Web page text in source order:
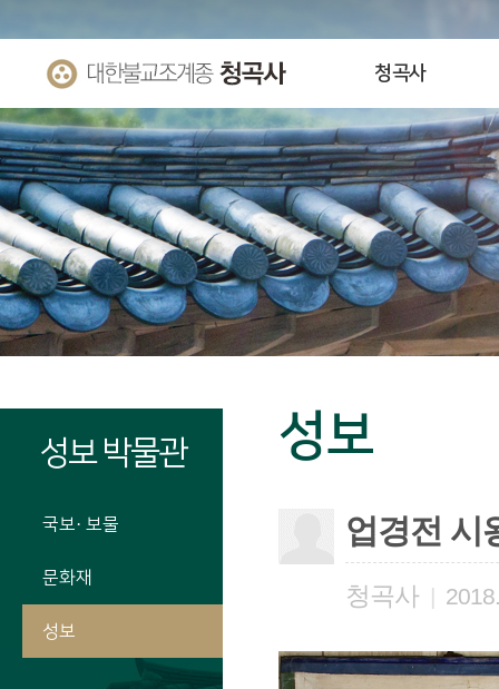
청곡사
성보 박물관
국보· 보물
문화재
성보
성보
업경전 시
청곡사 |